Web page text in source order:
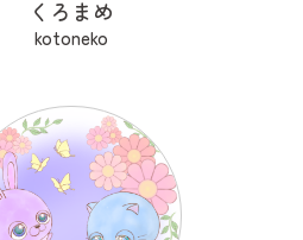
くろまめ
kotoneko